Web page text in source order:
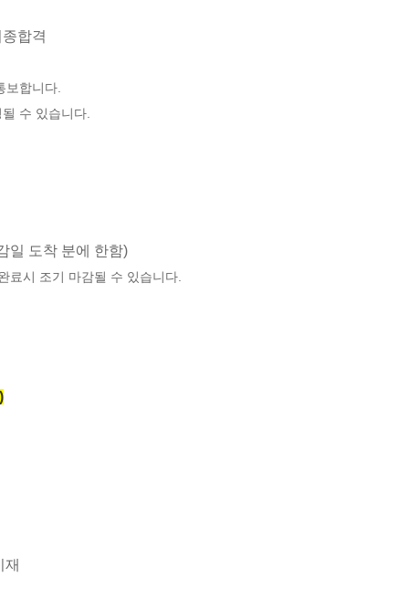
합격
합니다.
수 있습니다.
일 도착 분에 한함)
료시 조기 마감될 수 있습니다.
재